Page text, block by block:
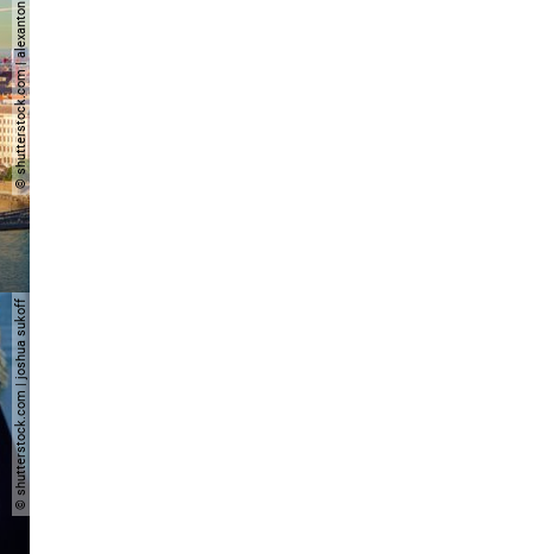
© shutterstock.com | alexanton
© shutterstock.com | joshua sukoff